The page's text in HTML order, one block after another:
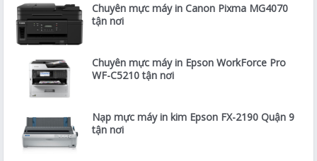
Chuyên mực máy in Canon Pixma MG4070
tận nơi
Chuyên mực máy in Epson WorkForce Pro
WF-C5210 tận nơi
Nạp mực máy in kim Epson FX-2190 Quận 9
tận nơi